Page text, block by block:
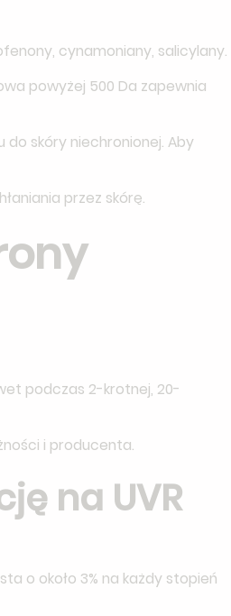
cynamoniany, salicylany.
powyżej 500 Da zapewnia
do skóry niechronionej. Aby
przez skórę.
podczas 2-krotnej, 20-
i producenta.
na UVR
o około 3% na każdy stopień